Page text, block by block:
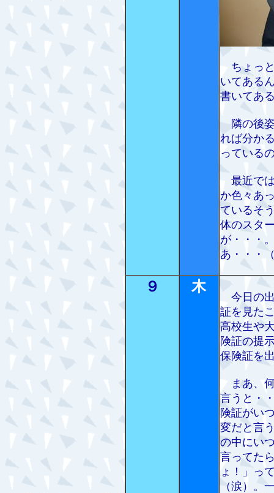
ちょっと
いてある
書いてあ
隣の後姿
れば分か
っている
最近では
か色々あ
ているそ
体のスタ
が・・・
あ・・・
９ 木
今日の出
証を見た
高校生や
険証の提
保険証を
まあ、何
言うと・
険証がい
変だと言
の中にい
言ってた
ょ！」っ
（涙）。